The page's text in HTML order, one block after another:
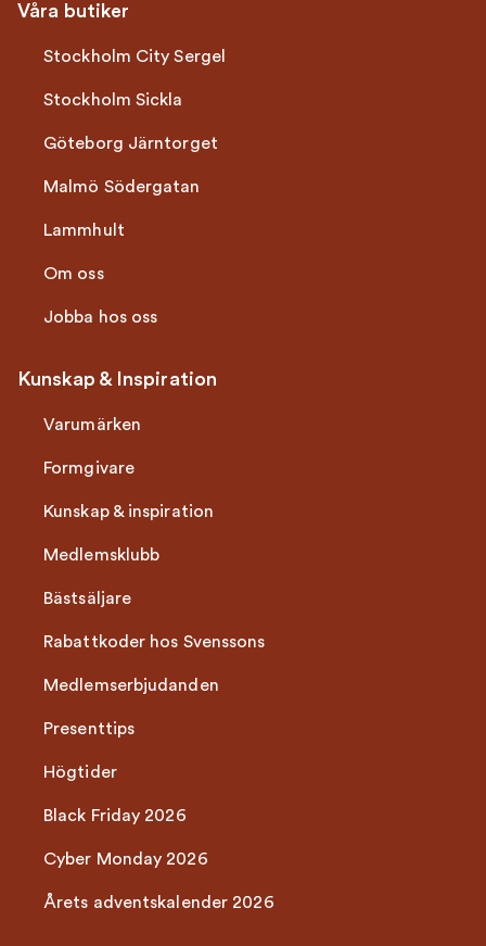
Våra butiker
Stockholm City Sergel
Stockholm Sickla
Göteborg Järntorget
Malmö Södergatan
Lammhult
Om oss
Jobba hos oss
Kunskap & Inspiration
Varumärken
Formgivare
Kunskap & inspiration
Medlemsklubb
Bästsäljare
Rabattkoder hos Svenssons
Medlemserbjudanden
Presenttips
Högtider
Black Friday 2026
Cyber Monday 2026
Årets adventskalender 2026